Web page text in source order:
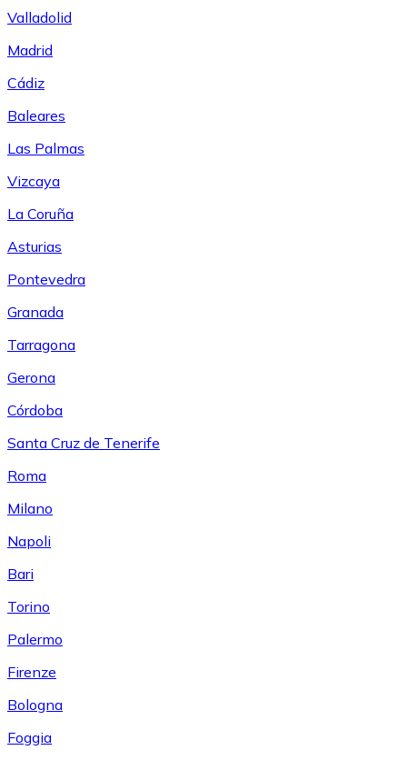
Valladolid
Madrid
Cádiz
Baleares
Las Palmas
Vizcaya
La Coruña
Asturias
Pontevedra
Granada
Tarragona
Gerona
Córdoba
Santa Cruz de Tenerife
Roma
Milano
Napoli
Bari
Torino
Palermo
Firenze
Bologna
Foggia